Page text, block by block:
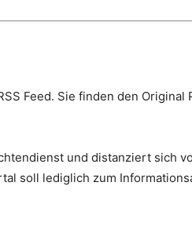
Feed. Sie finden den Original
und distanziert sich
soll lediglich zum